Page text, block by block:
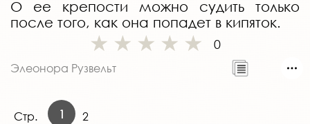
О ее крепости можно судить только
после того, как она попадет в кипяток.
0
Элеонора Рузвельт
Стр. 1 2